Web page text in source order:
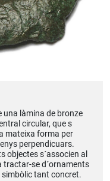
una làmina de bronze
circular, que s
mateixa forma per
perpendicuars.
objectes s´associen al
tractar-se d´ornaments
tant concret.